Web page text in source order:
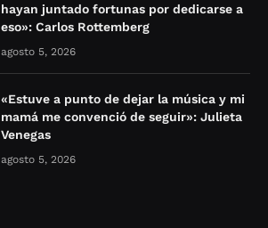
hayan juntado fortunas por dedicarse a
eso»: Carlos Rottemberg
agosto 5, 2026
«Estuve a punto de dejar la música y mi
mamá me convenció de seguir»: Julieta
Venegas
agosto 5, 2026